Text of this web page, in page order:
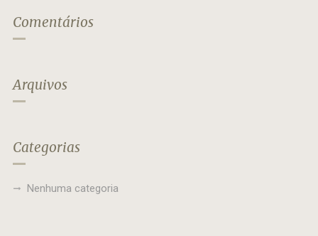
Comentários
Arquivos
Categorias
Nenhuma categoria